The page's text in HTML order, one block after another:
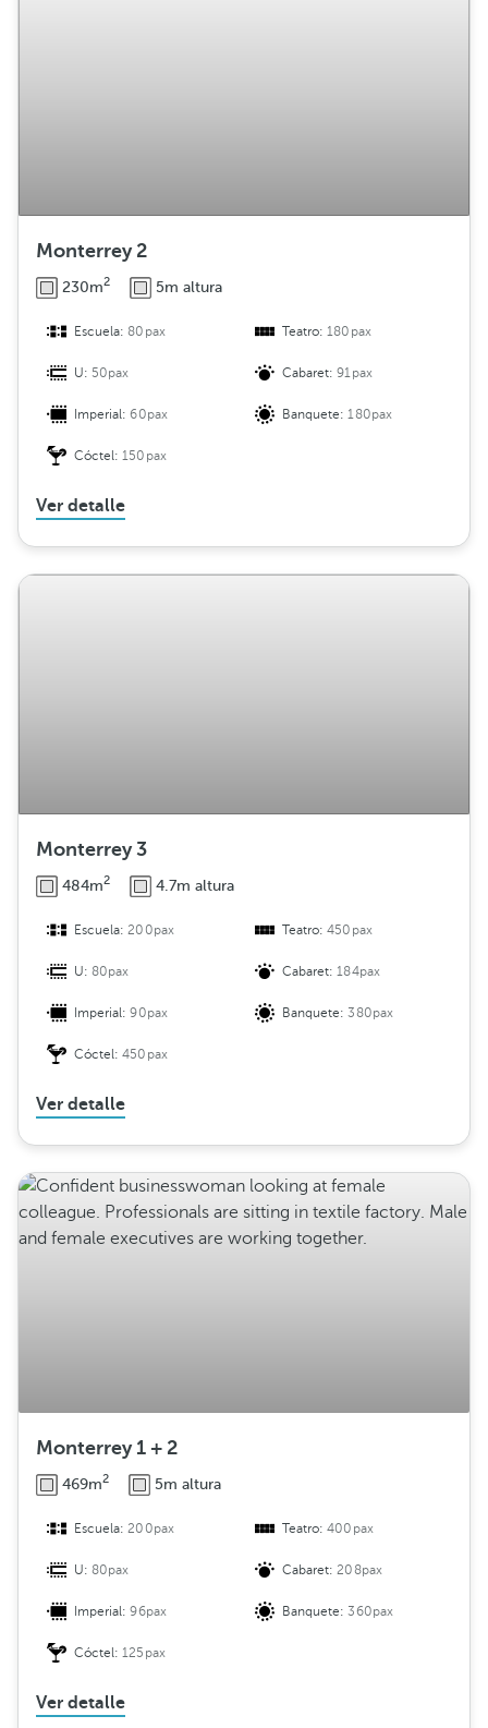
Monterrey 2
230m2 5m altura
Escuela:80pax Teatro:180pax
U: 50pax Cabaret:91pax
Imperial:60pax Banquete:180pax
Cóctel:150pax
Ver detalle
Monterrey 3
484m2 4.7m altura
Escuela:200pax Teatro:450pax
U:80pax Cabaret:184pax
Imperial:90pax Banquete:380pax
Cóctel:450pax
Ver detalle
Monterrey 1 + 2
469m2 5m altura
Escuela:200pax Teatro:400pax
U:80pax Cabaret:208pax
Imperial:96pax Banquete:360pax
Cóctel:125pax
Ver detalle